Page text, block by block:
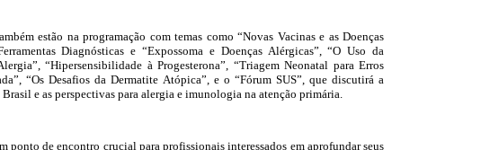
estão na programação com temas como “Novas Vacinas e as Doenças
Diagnósticas e “Expossoma e Doenças Alérgicas”, “O Uso da
“Hipersensibilidade à Progesterona”, “Triagem Neonatal para Erros
“Os Desafios da Dermatite Atópica”, e o “Fórum SUS”, que discutirá a
e as perspectivas para alergia e imunologia na atenção primária.
ponto de encontro crucial para profissionais interessados em aprofundar seus